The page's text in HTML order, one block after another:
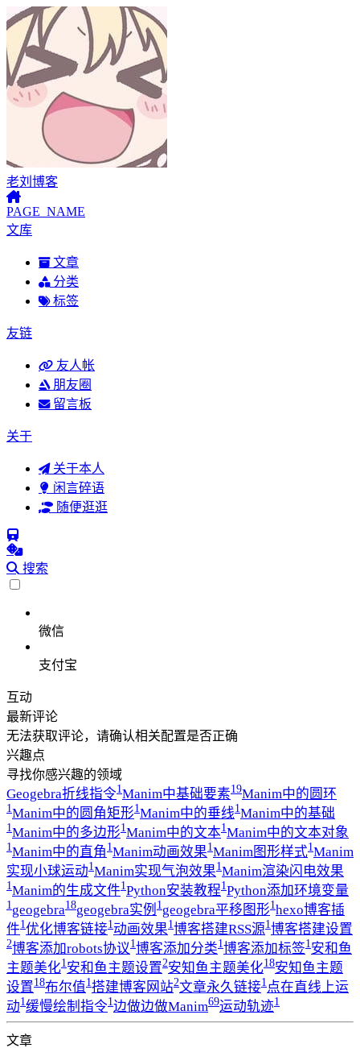
老刘博客
PAGE_NAME
文库
文章
分类
标签
友链
友人帐
朋友圈
留言板
关于
关于本人
闲言碎语
随便逛逛
搜索
微信
支付宝
互动
最新评论
无法获取评论，请确认相关配置是否正确
兴趣点
寻找你感兴趣的领域
Geogebra折线指令1Manim中基础要素19Manim中的圆环
1Manim中的圆角矩形1Manim中的垂线1Manim中的基础
1Manim中的多边形1Manim中的文本1Manim中的文本对象
1Manim中的直角 1Manim动画效果1Manim图形样式1Manim
实现小球运动1Manim实现气泡效果1Manim渲染闪电效果
1Manim的生成文件1Python安装教程1Python添加环境变量
1geogebra18geogebra实例 1geogebra平移图形1hexo博客插
件1优化博客链接1动画效果1博客搭建RSS源1博客搭建设置
2博客添加robots协议 1博客添加分类1博客添加标签1安和鱼
主题美化1安和鱼主题设置2安知鱼主题美化18安知鱼主题
设置18布尔值1搭建博客网站2文章永久链接1点在直线上运
动1缓慢绘制指令1边做边做Manim69运动轨迹1
文章